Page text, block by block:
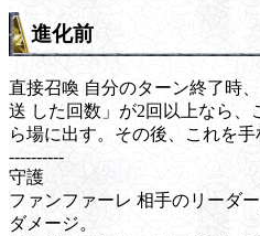
進化前
直接召喚 自分のターン終了時
送 した回数」が2回以上なら
ら場に出す。その後、これを手
----------
守護
ファンファーレ 相手のリーダ
ダメージ。